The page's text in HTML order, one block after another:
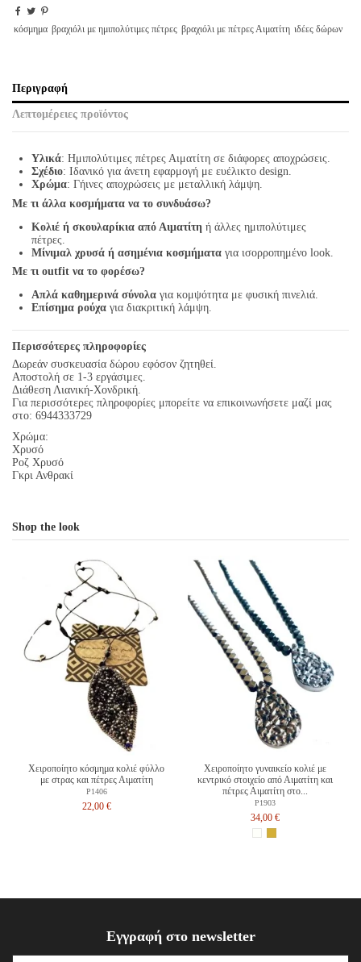
κόσμημα βραχιόλι με ημιπολύτιμες πέτρες βραχιόλι με πέτρες Αιματίτη ιδέες δώρων
Περιγραφή
Λεπτομέρειες προϊόντος
Υλικά: Ημιπολύτιμες πέτρες Αιματίτη σε διάφορες αποχρώσεις.
Σχέδιο: Ιδανικό για άνετη εφαρμογή με ευέλικτο design.
Χρώμα: Γήινες αποχρώσεις με μεταλλική λάμψη.
Με τι άλλα κοσμήματα να το συνδυάσω?
Κολιέ ή σκουλαρίκια από Αιματίτη ή άλλες ημιπολύτιμες
πέτρες.
Μίνιμαλ χρυσά ή ασημένια κοσμήματα για ισορροπημένο look.
Με τι outfit να το φορέσω?
Απλά καθημερινά σύνολα για κομψότητα με φυσική πινελιά.
Επίσημα ρούχα για διακριτική λάμψη.
Περισσότερες πληροφορίες
Δωρεάν συσκευασία δώρου εφόσον ζητηθεί.
Αποστολή σε 1-3 εργάσιμες.
Διάθεση Λιανική-Χονδρική.
Για περισσότερες πληροφορίες μπορείτε να επικοινωνήσετε μαζί μας
στο: 6944333729
Χρώμα:
Χρυσό
Ροζ Χρυσό
Γκρι Ανθρακί
Shop the look
Χειροποίητο κόσμημα κολιέ φύλλο
με στρας και πέτρες Αιματίτη
P1406
22,00 €
Χειροποίητο γυναικείο κολιέ με
κεντρικό στοιχείο από Αιματίτη και
πέτρες Αιματίτη στο...
P1903
34,00 €
Εγγραφή στο newsletter